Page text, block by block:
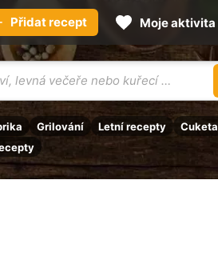
Grilování Letní recepty Cuketa
Přidat recept Moje aktivita